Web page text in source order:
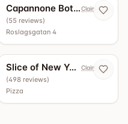
Capannone Bottega - VinbarClaim now
(55 reviews)
Roslagsgatan 4
4.4
Slice of New York Claim now
(498 reviews)
Pizza